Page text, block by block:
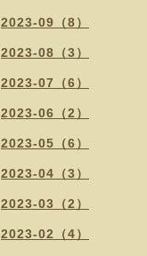
2023-09（8）
2023-08（3）
2023-07（6）
2023-06（2）
2023-05（6）
2023-04（3）
2023-03（2）
2023-02（4）